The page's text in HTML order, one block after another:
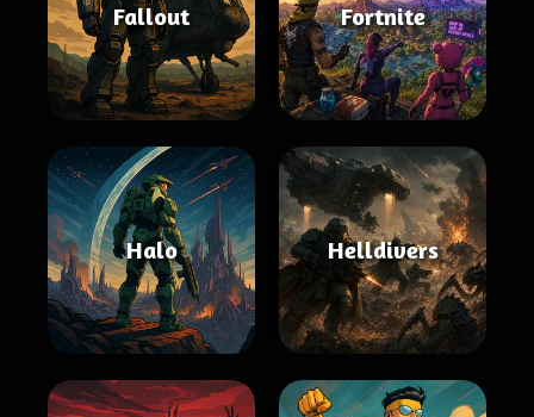
Fallout Fortnite
Halo Helldivers